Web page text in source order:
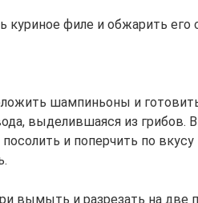
куриное филе и обжарить
шампиньоны и
выделившаяся из грибов.
посолить и поперчить по
вымыть и разрезать на две